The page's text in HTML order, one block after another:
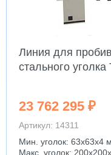
Линия для
стального
23 762 295 ₽
Артикул: 14311
Мин. уголок: 63x63x4
Макс. уголок: